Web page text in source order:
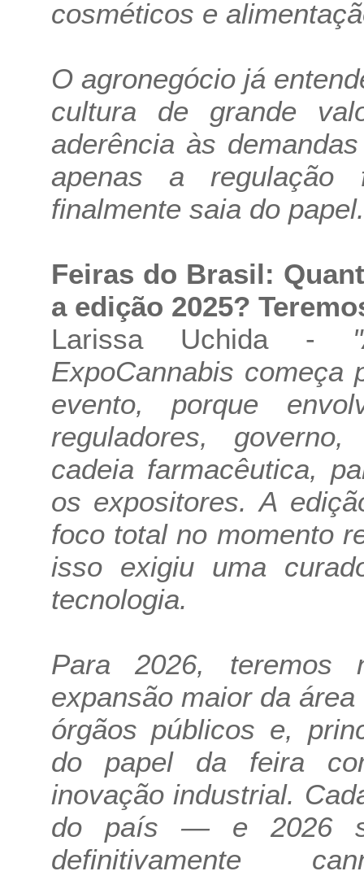
cosméticos e
O agronegócio já
cultura de grande
aderência às
apenas a
finalmente saia do
Feiras do Brasil:
a edição 2025?
Larissa Uchida -
ExpoCannabis começa
evento, porque
reguladores,
cadeia farmacêutica,
os expositores. A
foco total no momento
isso exigiu uma
tecnologia.
Para 2026, teremos
expansão maior da
órgãos públicos e,
do papel da feira
inovação industrial.
do país — e 2026
definitivamente